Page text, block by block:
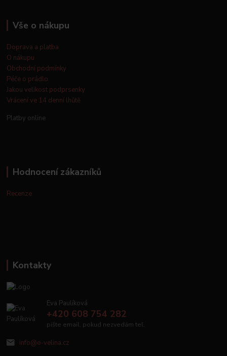
Vše o nákupu
Doprava a platba
O nákupu
Obchodní podmínky
Péče o prádlo
Jakou velikost podprsenky
Vrácení ve 14 denní lhůtě
Platby online
Hodnocení zákazníků
Recenze
Kontakty
Eva Paulíková
+420 608 754 282
pište email, pokud nezvedám tel.
info@e-velina.cz